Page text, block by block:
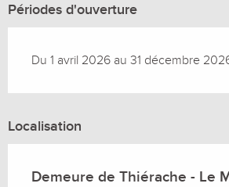
Périodes d'ouverture
Du 1 avril 2026 au 31 décembre
Localisation
Demeure de Thiérache - Le